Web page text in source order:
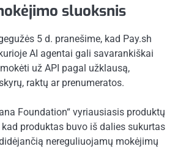
sluoksnis
5 d. pranešime, kad Pay.sh
AI agentai gali savarankiškai
už API pagal užklausą,
raktų ar prenumeratos.
Foundation“ vyriausiasis produktų
kad produktas buvo iš dalies sukurtas
nereguliuojamų mokėjimų